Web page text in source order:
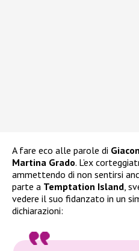
A fare eco alle parole di
Martina Grado. L’ex
ammettendo di non sentirsi
parte a Temptation Island ,
vedere il suo fidanzato in un
dichiarazioni: